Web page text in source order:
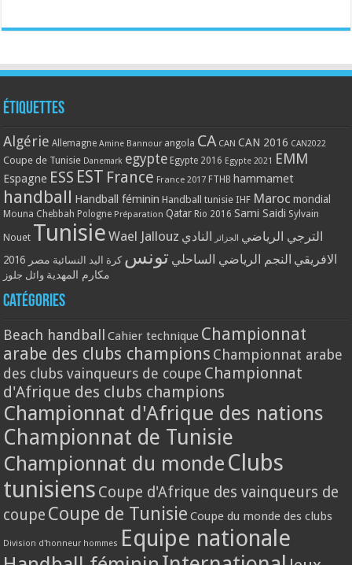
Étiquettes
Algérie Allemagne Amine Bannour angola CA CAN CAN 2016 CAN2022
Coupe de Tunisie Danemark egypte Egypte 2016 Egypte 2021 EMM
Espagne ESS EST France France 2017 FTHB hammamet
handball Handball féminin Handball tunisie IHF Maroc mondial
Mouna Chebbah Pologne Préparation Qatar Rio 2016 Sami Saidi Sylvain
Nouet Tunisie Wael Jallouz الترجي الرياضي الجزائر النادي
الافريقي النجم الرياضي الساحلي تونس كرة اليد النسائية مصر 2016
مكارم المهدية وائل جلوز
Catégories
Beach handball Cahier technique Championnat
arabe des clubs champions Championnat arabe
des clubs vainqueurs de coupe Championnat
d'Afrique des clubs champions
Championnat d'Afrique des nations
Championnat de Tunisie
Championnat du monde Clubs
tunisiens Coupe d'Afrique des vainqueurs de
coupe Coupe de Tunisie Coupe du monde des clubs
Division d'honneur hommes Equipe nationale